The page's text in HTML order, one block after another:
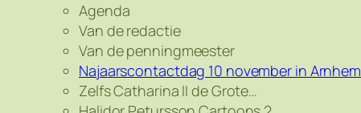
Agenda
Van de redactie
Van de penningmeester
Najaarscontactdag 10 november in Arnhem
Zelfs Catharina II de Grote…